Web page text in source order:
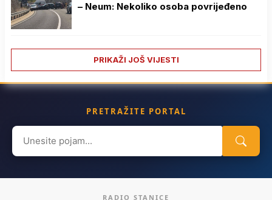
– Neum: Nekoliko osoba povrijeđeno
PRIKAŽI JOŠ VIJESTI
PRETRAŽITE PORTAL
Search
for:
RADIO STANICE